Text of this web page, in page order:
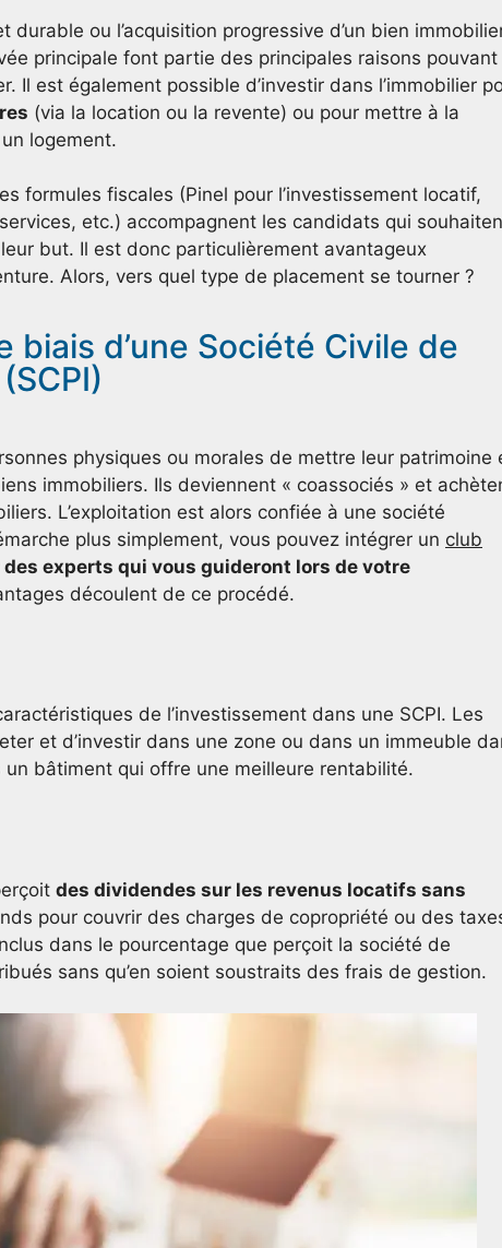
durable ou l’acquisition progressive d’un bien
principale font partie des principales raisons pouvant
Il est également possible d’investir dans l’immobilier
(via la location ou la revente) ou pour mettre à la
logement.
formules fiscales (Pinel pour l’investissement locatif,
etc.) accompagnent les candidats qui
but. Il est donc particulièrement avantageux
Alors, vers quel type de placement se tourner ?
biais d’une Société Civile de
physiques ou morales de mettre leur patrimoine
immobiliers. Ils deviennent « coassociés » et
L’exploitation est alors confiée à une société
plus simplement, vous pouvez intégrer un club
experts qui vous guideront lors de votre
découlent de ce procédé.
de l’investissement dans une SCPI. Les
et d’investir dans une zone ou dans un immeuble
bâtiment qui offre une meilleure rentabilité.
des dividendes sur les revenus locatifs sans
pour couvrir des charges de copropriété ou des
dans le pourcentage que perçoit la société de
sans qu’en soient soustraits des frais de gestion.